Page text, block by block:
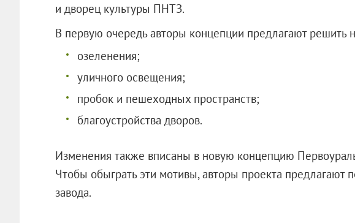
и дворец культуры ПНТЗ.
В первую очередь авторы концепции предлагают решить
озеленения;
уличного освещения;
пробок и пешеходных пространств;
благоустройства дворов.
Изменения также вписаны в новую концепцию
Чтобы обыграть эти мотивы, авторы проекта предлагают
завода.